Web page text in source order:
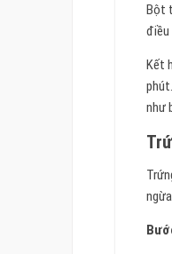
Bột
điều
Kết
như